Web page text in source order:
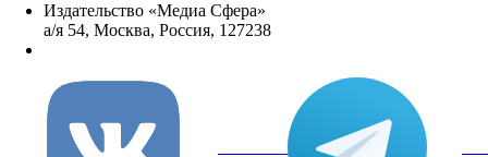
Издательство «Медиа Сфера»
а/я 54, Москва, Россия, 127238
вКонтакте